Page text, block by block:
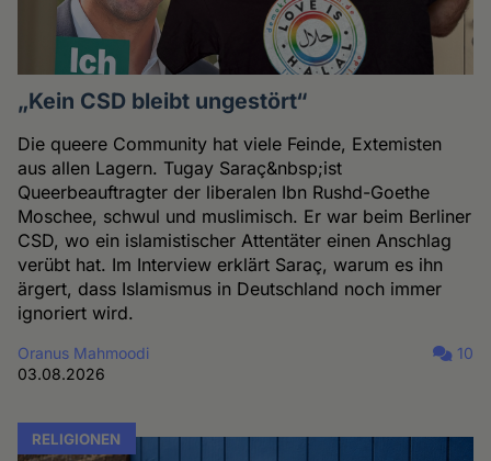
„Kein CSD bleibt ungestört“
Die queere Community hat viele Feinde, Extemisten
aus allen Lagern. Tugay Saraç&nbsp;ist
Queerbeauftragter der liberalen Ibn Rushd-Goethe
Moschee, schwul und muslimisch. Er war beim Berliner
CSD, wo ein islamistischer Attentäter einen Anschlag
verübt hat. Im Interview erklärt Saraç, warum es ihn
ärgert, dass Islamismus in Deutschland noch immer
ignoriert wird.
Oranus Mahmoodi
03.08.2026
10
RELIGIONEN